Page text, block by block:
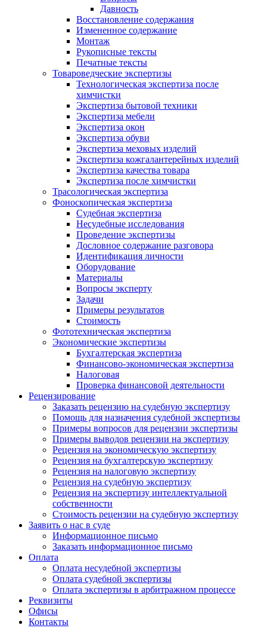
Давность
Восстановление содержания
Измененное содержание
Монтаж
Рукописные тексты
Печатные тексты
Товароведческие экспертизы
Технологическая экспертиза после
химчистки
Экспертиза бытовой техники
Экспертиза мебели
Экспертиза окон
Экспертиза обуви
Экспертиза меховых изделий
Экспертиза кожгалантерейных изделий
Экспертиза качества товара
Экспертиза после химчистки
Трасологическая экспертиза
Фоноскопическая экспертиза
Судебная экспертиза
Несудебные исследования
Проведение экспертизы
Дословное содержание разговора
Идентификация личности
Оборудование
Материалы
Вопросы эксперту
Задачи
Примеры результатов
Стоимость
Фототехническая экспертиза
Экономические экспертизы
Бухгалтерская экспертиза
Финансово-экономическая экспертиза
Налоговая
Проверка финансовой деятельности
Рецензирование
Заказать рецензию на судебную экспертизу
Помощь для назначения судебной экспертизы
Примеры вопросов для рецензии экспертизы
Примеры выводов рецензии на экспертизу
Рецензия на экономическую экспертизу
Рецензия на бухгалтерскую экспертизу
Рецензия на налоговую экспертизу
Рецензия на судебную экспертизу
Рецензия на экспертизу интеллектуальной
собственности
Стоимость рецензии на судебную экспертизу
Заявить о нас в суде
Информационное письмо
Заказать информационное письмо
Оплата
Оплата несудебной экспертизы
Оплата судебной экспертизы
Оплата экспертизы в арбитражном процессе
Реквизиты
Офисы
Контакты